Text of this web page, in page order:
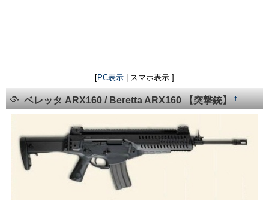
[PC表示 | スマホ表示 ]
ベレッタ ARX160 / Beretta ARX160 【突撃銃】†